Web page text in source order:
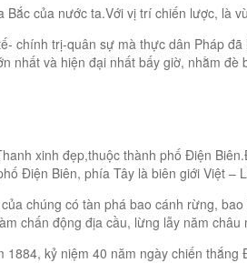
của nước ta.Với vị trí chiến lược, là
chính trị-quân sự mà thực dân Pháp
nhất và hiện đại nhất bấy giờ, nhằm
xinh đẹp,thuộc thành phố Điện
Điện Biên, phía Tây là biên giới Việt –
chúng có tàn phá bao cánh rừng,
chấn động địa cầu, lừng lẫy năm
1884, kỷ niệm 40 năm ngày chiến